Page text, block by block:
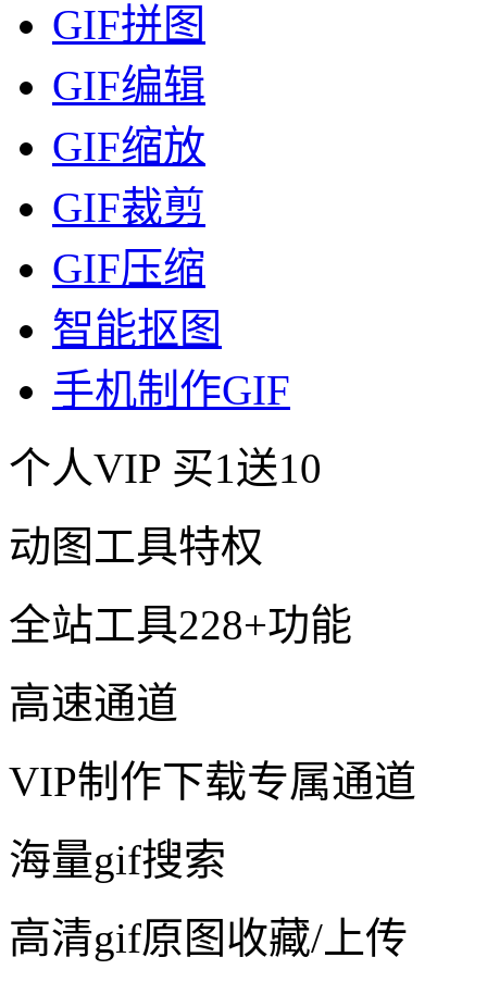
GIF拼图
GIF编辑
GIF缩放
GIF裁剪
GIF压缩
智能抠图
手机制作GIF
个人VIP 买1送10
动图工具特权
全站工具228+功能
高速通道
VIP制作下载专属通道
海量gif搜索
高清gif原图收藏/上传